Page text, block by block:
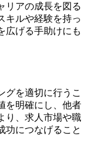
リアの成長を図る
キルや経験を持っ
広げる手助けにも
グを適切に行うこ
を明確にし、他者
り、求人市場や職
功につなげること